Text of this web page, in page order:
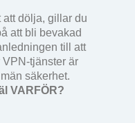
att dölja, gillar du
att bli bevakad
till att
tjänster är
säkerhet.
VARFÖR?